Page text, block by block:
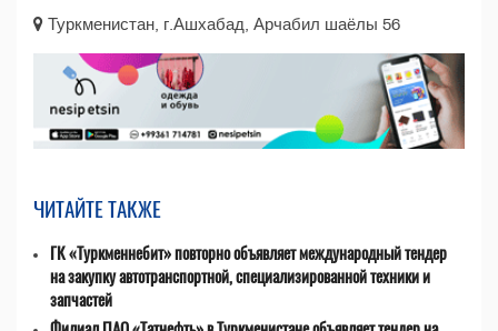
Туркменистан, г.Ашхабад, Арчабил шаёлы 56
ЧИТАЙТЕ ТАКЖЕ
ГК «Туркменнебит» повторно объявляет международный тендер
на закупку автотранспортной, специализированной техники и
запчастей